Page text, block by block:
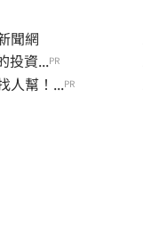
聞網
投資...PR
人幫！...PR